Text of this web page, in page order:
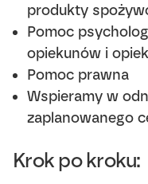
produkty
Pomoc
opiekunów i
Pomoc prawna
Wspieramy w
zaplanowanego
Krok po kroku: